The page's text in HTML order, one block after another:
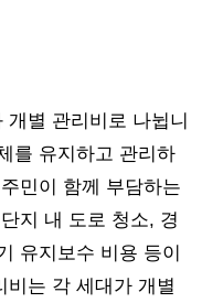
별 관리비로 나뉩니
를 유지하고 관리하
민이 함께 부담하는
지 내 도로 청소, 경
유지보수 비용 등이
비는 각 세대가 개별